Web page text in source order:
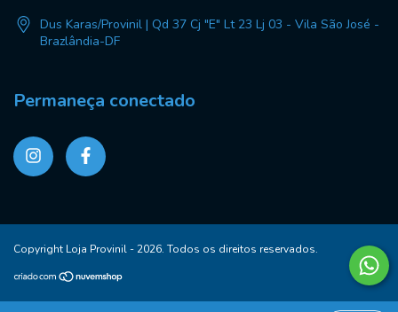
Dus Karas/Provinil | Qd 37 Cj "E" Lt 23 Lj 03 - Vila São José -
Brazlândia-DF
Permaneça conectado
Copyright Loja Provinil - 2026. Todos os direitos reservados.